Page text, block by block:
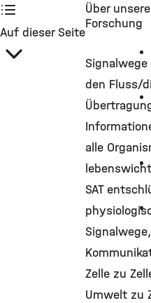
Auf dieser Seite
Über unsere
Forschung
den Fluss/
alle
SAT
Zelle zu
Umwelt zu